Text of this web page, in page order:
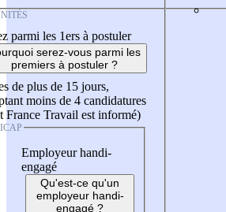
parmi les 1ers à postuler
serez-vous parmi les
premiers à postuler ?
de plus de 15 jours,
moins de 4 candidatures
France Travail est informé)
Employeur handi-
engagé
Qu'est-ce qu'un
employeur handi-
engagé ?